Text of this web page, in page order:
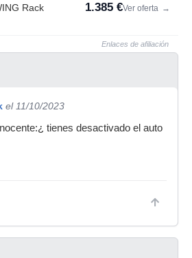
Rack 1.385 €Ver oferta →
Enlaces de afiliación
el 11/10/2023
tienes desactivado el auto